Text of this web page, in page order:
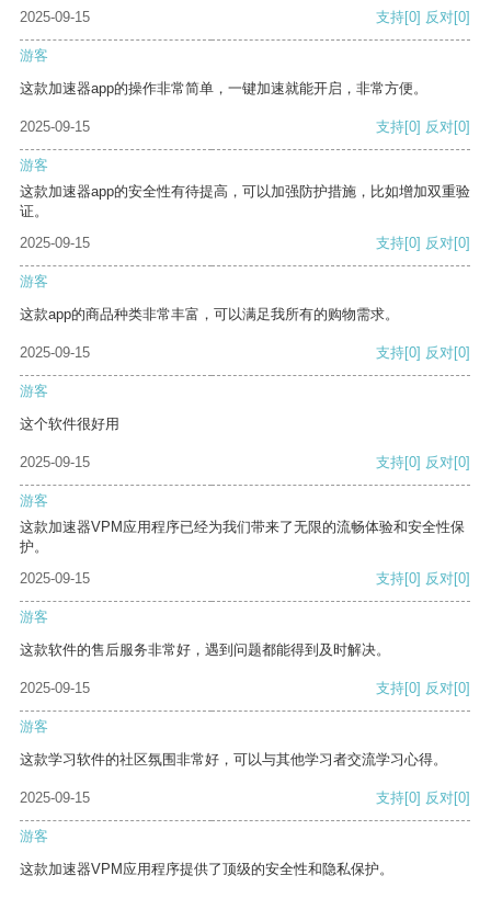
2025-09-15 支持[0] 反对[0]
游客
这款加速器app的操作非常简单，一键加速就能开启，非常方便。
2025-09-15 支持[0] 反对[0]
游客
这款加速器app的安全性有待提高，可以加强防护措施，比如增加双重验
证。
2025-09-15
支持[0] 反对[0]
游客
这款app的商品种类非常丰富，可以满足我所有的购物需求。
2025-09-15 支持[0] 反对[0]
游客
这个软件很好用
2025-09-15 支持[0] 反对[0]
游客
这款加速器VPM应用程序已经为我们带来了无限的流畅体验和安全性保
护。
2025-09-15
支持[0] 反对[0]
游客
这款软件的售后服务非常好，遇到问题都能得到及时解决。
2025-09-15 支持[0] 反对[0]
游客
这款学习软件的社区氛围非常好，可以与其他学习者交流学习心得。
2025-09-15 支持[0] 反对[0]
游客
这款加速器VPM应用程序提供了顶级的安全性和隐私保护。